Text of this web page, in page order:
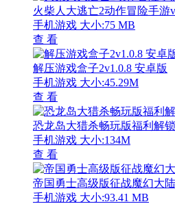
火柴人大逃亡2动作冒险手游
手机游戏 大小:75 MB
查 看
解压游戏盒子2v1.0.8 安卓版
手机游戏 大小:45.29M
查 看
恐龙岛大猎杀畅玩版福利解
手机游戏 大小:134M
查 看
帝国勇士高级版征战魔幻大
手机游戏 大小:93.41 MB